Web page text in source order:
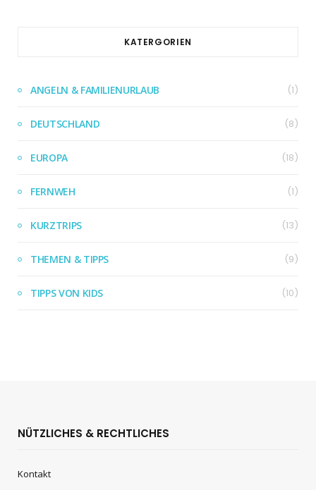
KATERGORIEN
ANGELN & FAMILIENURLAUB (1)
DEUTSCHLAND (8)
EUROPA (18)
FERNWEH (1)
KURZTRIPS (13)
THEMEN & TIPPS (9)
TIPPS VON KIDS (10)
NÜTZLICHES & RECHTLICHES
Kontakt